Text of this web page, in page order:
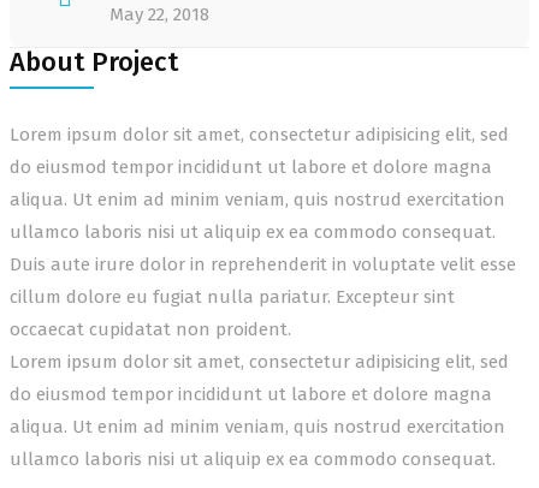
May 22, 2018
About Project
Lorem ipsum dolor sit amet, consectetur adipisicing elit, sed
do eiusmod tempor incididunt ut labore et dolore magna
aliqua. Ut enim ad minim veniam, quis nostrud exercitation
ullamco laboris nisi ut aliquip ex ea commodo consequat.
Duis aute irure dolor in reprehenderit in voluptate velit esse
cillum dolore eu fugiat nulla pariatur. Excepteur sint
occaecat cupidatat non proident.
Lorem ipsum dolor sit amet, consectetur adipisicing elit, sed
do eiusmod tempor incididunt ut labore et dolore magna
aliqua. Ut enim ad minim veniam, quis nostrud exercitation
ullamco laboris nisi ut aliquip ex ea commodo consequat.